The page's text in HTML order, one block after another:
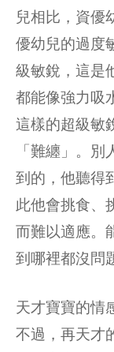
兒相比，資優
優幼兒的過度
級敏銳，這是
都能像強力吸
這樣的超級敏
「難纏」。
到的，他聽得
此他會挑食、
而難以適應。
到哪裡都沒問
天才寶寶的情
不過，再天才